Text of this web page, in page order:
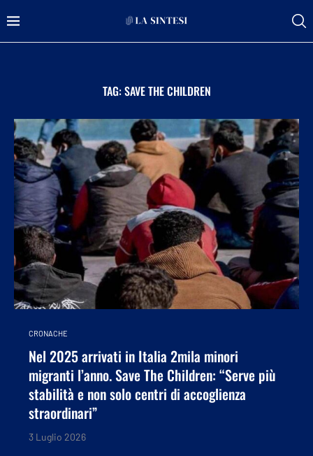
TAG:SAVE THE CHILDREN
CRONACHE
Nel 2025 arrivati in Italia 2mila minori
migranti l’anno. Save The Children: “Serve più
stabilità e non solo centri di accoglienza
straordinari”
3 Luglio 2026